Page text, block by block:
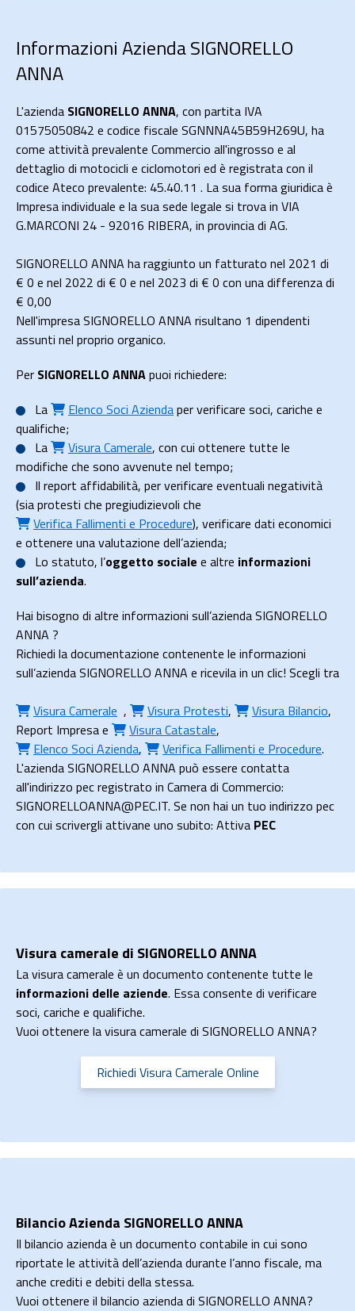
Informazioni Azienda SIGNORELLO
ANNA
L'azienda SIGNORELLO ANNA, con partita IVA
01575050842 e codice fiscale SGNNNA45B59H269U, ha
come attività prevalente Commercio all'ingrosso e al
dettaglio di motocicli e ciclomotori ed è registrata con il
codice Ateco prevalente: 45.40.11 . La sua forma giuridica è
Impresa individuale e la sua sede legale si trova in VIA
G.MARCONI 24 - 92016 RIBERA, in provincia di AG.
SIGNORELLO ANNA ha raggiunto un fatturato nel 2021 di
€ 0 e nel 2022 di € 0 e nel 2023 di € 0 con una differenza di
€ 0,00
Nell'impresa SIGNORELLO ANNA risultano 1 dipendenti
assunti nel proprio organico.
Per SIGNORELLO ANNApuoi richiedere:
La
Elenco Soci Aziendaper verificare soci, cariche e
qualifiche;
La
Visura Camerale, con cui ottenere tutte le
modifiche che sono avvenute nel tempo;
Il report affidabilità, per verificare eventuali negatività
(sia protesti che pregiudizievoli che
Verifica Fallimenti e Procedure), verificare dati economici
e ottenere una valutazione dell’azienda;
Lo statuto, l’oggetto sociale e altre informazioni
sull’azienda.
Hai bisogno di altre informazioni sull’azienda SIGNORELLO
ANNA ?
Richiedi la documentazione contenente le informazioni
sull’azienda SIGNORELLO ANNA e ricevila in un clic! Scegli tra
Visura Camerale , Visura Protesti, Visura Bilancio,
Report Impresae Visura Catastale,
Elenco Soci Azienda, Verifica Fallimenti e Procedure.
L'azienda SIGNORELLO ANNA può essere contatta
all'indirizzo pec registrato in Camera di Commercio:
SIGNORELLOANNA@PEC.IT. Se non hai un tuo indirizzo pec
con cui scrivergli attivane uno subito: Attiva PEC
Visura camerale di SIGNORELLO ANNA
La visura camerale è un documento contenente tutte le
informazioni delle aziende. Essa consente di verificare
soci, cariche e qualifiche.
Vuoi ottenere la visura camerale di SIGNORELLO ANNA?
Richiedi Visura Camerale Online
Bilancio Azienda SIGNORELLO ANNA
Il bilancio azienda è un documento contabile in cui sono
riportate le attività dell’azienda durante l’anno fiscale, ma
anche crediti e debiti della stessa.
Vuoi ottenere il bilancio azienda di SIGNORELLO ANNA?